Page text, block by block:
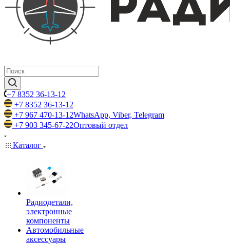
+7 8352 36-13-12
+7 8352 36-13-12
+7 967 470-13-12WhatsApp, Viber, Telegram
+7 903 345-67-22Оптовый отдел
Каталог
Радиодетали,
электронные
компоненты
Автомобильные
аксессуары